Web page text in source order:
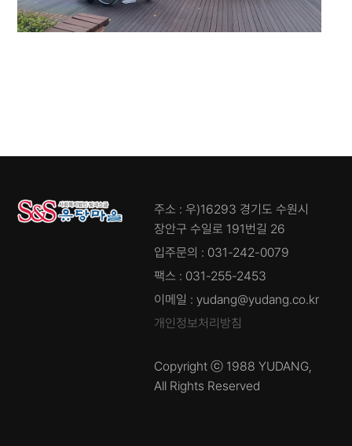
주소 : 우)16293 경기도 수원시
장안구 수일로 191번길 26
입주문의 : 031-242-0079
팩스 : 031-255-2453
이메일 : yudang@yudang.co.kr
개인정보처리방침
Copyright ⓒ 1988 YUDANG,
All Rights Reserved